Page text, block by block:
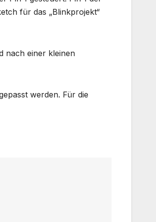
für das „Blinkprojekt“
nach einer kleinen
werden. Für die